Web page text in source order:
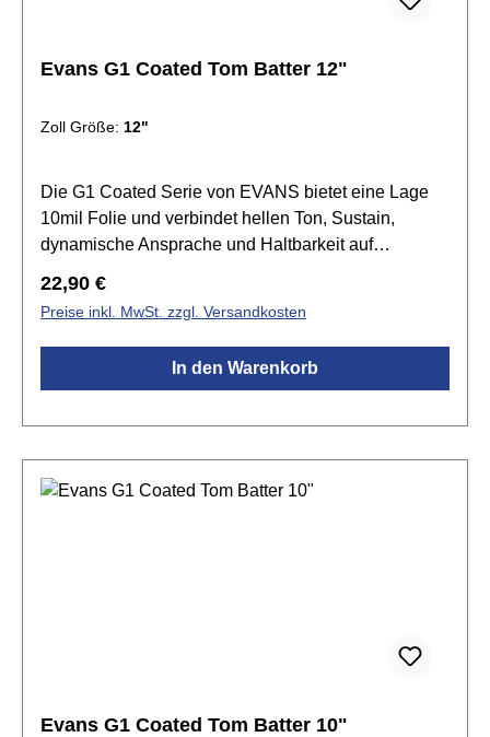
Evans G1 Coated Tom Batter 12"
Zoll Größe: 12"
Die G1 Coated Serie von EVANS bietet eine Lage
10mil Folie und verbindet hellen Ton, Sustain,
dynamische Ansprache und Haltbarkeit auf
Standard für einen offenen und ausdrucksvollen
Sound. Tief gestimmt produziert sie einen grollenden
Rumble, der den natürlichen Sound des Kessels
betont. Die beschichtete Version liefert zusätzliche
12"beschichteteinlagig 1x 10mil Folieoffener und
360 Technologie
Regulärer Preis:
22,90 €
Preise inkl. MwSt. zzgl. Versandkosten
In den Warenkorb
Evans G1 Coated Tom Batter 10"